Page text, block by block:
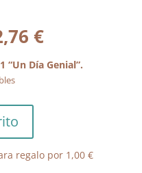
€.
€El
actual
“Un Día Genial”.
regalo por 1,00 €